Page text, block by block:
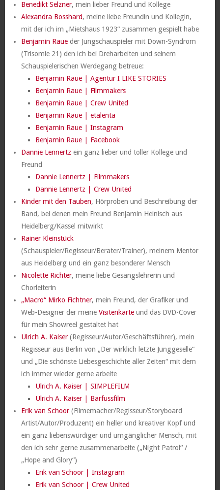
Benedikt Selzner, mein lieber Freund und Kollege
Alexandra Bosshard, meine liebe Freundin und Kollegin,
mit der ich im „Mietshaus 1923“ zusammen gespielt habe
Benjamin Raueder Jungschauspieler mit Down-Syndrom
(Trisomie 21) den ich bei Dreharbeiten und seinem
Schauspielerischen Werdegang betreue:
Benjamin Raue | Agentur I LIKE STORIES
Benjamin Raue | Filmmakers
Benjamin Raue | Crew United
Benjamin Raue | etalenta
Benjamin Raue | Instagram
Benjamin Raue | Facebook
Dannie Lennertzein ganz lieber und toller Kollege und
Freund
Dannie Lennertz | Filmmakers
Dannie Lennertz | Crew United
Kinder mit den Tauben, Hörproben und Beschreibung der
Band, bei denen mein Freund Benjamin Heinisch aus
Heidelberg/Kassel mitwirkt
Rainer Kleinstück
(Schauspieler/Regisseur/Berater/Trainer), meinem Mentor
aus Heidelberg und ein ganz besonderer Mensch
Nicolette Richter, meine liebe Gesangslehrerin und
Chorleiterin
„Macro“ Mirko Fichtner, mein Freund, der Grafiker und
Web-Designer der meine Visitenkarteund das DVD-Cover
für mein Showreel gestaltet hat
Ulrich A. Kaiser(Regisseur/Autor/Geschäftsführer), mein
Regisseur aus Berlin von „Der wirklich letzte Junggeselle“
und „Die schönste Liebesgeschichte aller Zeiten“ mit dem
ich immer wieder gerne arbeite
Ulrich A. Kaiser | SIMPLEFILM
Ulrich A. Kaiser | Barfussfilm
Erik van Schoor(Filmemacher/Regisseur/Storyboard
Artist/Autor/Produzent) ein heller und kreativer Kopf und
ein ganz liebenswürdiger und umgänglicher Mensch, mit
den ich sehr gerne zusammenarbeite („Night Patrol“ /
„Hope and Glory“)
Erik van Schoor | Instagram
Erik van Schoor | Crew United